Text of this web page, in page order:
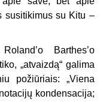
susitikimus su Kitu –
Barthes’o
„atvaizdą“ galima
požiūriais: „Viena
kondensacija;